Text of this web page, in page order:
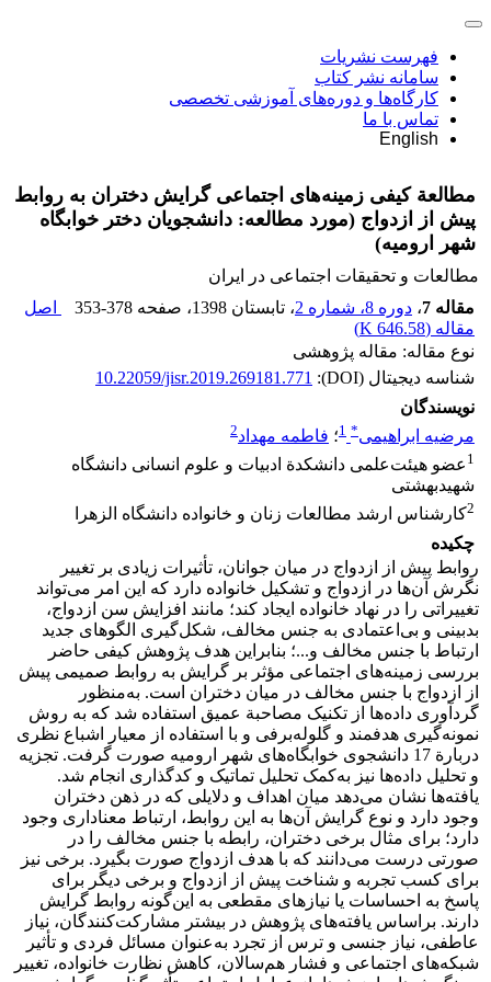
فهرست نشریات
سامانه نشر کتاب
کارگاه‌ها و دوره‌های آموزشی تخصصی
تماس با ما
English
مطالعة کیفی زمینه‌های اجتماعی گرایش دختران به روابط
پیش از ازدواج (مورد مطالعه: دانشجویان دختر خوابگاه
شهر ارومیه)
مطالعات و تحقیقات اجتماعی در ایران
مقاله 7
، دوره 8، شماره 2 ، تابستان 1398 ، صفحه 353-378
اصل
مقاله (646.58 K
)
نوع مقاله: مقاله پژوهشی
شناسه دیجیتال (DOI):
10.22059/jisr.2019.269181.771
نویسندگان
مرضیه ابراهیمی*
1؛ فاطمه مهداد2
1 عضو هیئت‌علمی دانشکدة ادبیات و علوم انسانی دانشگاه
شهیدبهشتی
2کارشناس ارشد مطالعات زنان و خانواده دانشگاه الزهرا
چکیده
روابط پیش از ازدواج در میان جوانان، تأثیرات زیادی بر تغییر
نگرش آن‌ها در ازدواج و تشکیل خانواده دارد که این امر می‌تواند
تغییراتی را در نهاد خانواده ایجاد کند؛ مانند افزایش سن ازدواج،
بدبینی و بی‌اعتمادی به جنس مخالف، شکل‌گیری الگوهای جدید
ارتباط با جنس مخالف و...؛ بنابراین هدف پژوهش کیفی حاضر
بررسی زمینه‌های اجتماعی مؤثر بر گرایش به روابط صمیمی پیش
از ازدواج با جنس مخالف در میان دختران است. به‌منظور
گردآوری داده‌ها از تکنیک مصاحبة عمیق استفاده شد که به روش
نمونه‌گیری هدفمند و گلوله‌برفی و با استفاده از معیار اشباع نظری
دربارة 17 دانشجوی خوابگاه‌های شهر ارومیه صورت گرفت. تجزیه
‌و تحلیل داده‌ها نیز به‌کمک تحلیل تماتیک و کدگذاری انجام شد.
یافته‌ها نشان می‌دهد میان اهداف و دلایلی که در ذهن دختران
وجود دارد و نوع گرایش آن‌ها به این روابط، ارتباط معناداری وجود
دارد؛ برای مثال برخی دختران، رابطه با جنس مخالف را در
صورتی درست می‌دانند که با هدف ازدواج صورت بگیرد. برخی نیز
برای کسب تجربه و شناخت پیش از ازدواج و برخی دیگر برای
پاسخ به احساسات یا نیازهای مقطعی به این‌گونه روابط گرایش
دارند. براساس یافته‌های پژوهش در بیشتر مشارکت‌کنندگان، نیاز
عاطفی، نیاز جنسی و ترس از تجرد به‌عنوان مسائل فردی و تأثیر
شبکه‌های اجتماعی و فشار هم‌سالان، کاهش نظارت خانواده، تغییر